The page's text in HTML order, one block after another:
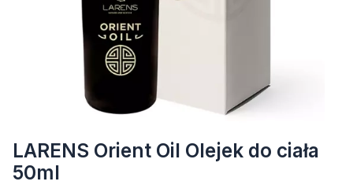
LARENS Orient Oil Olejek do ciała
50ml